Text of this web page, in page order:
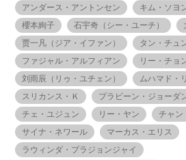
アンダース・アントンセン
キム・ソヨ
櫻本絢子
石宇奇（シー・ユーチ）
贾一凡（ジア・イファン）
タン・チュ
ファジャル・アルフィアン
リー・チョ
刘雨辰（リゥ・ユチェン）
ムハマド・
スリカンス・Ｋ
プラビーン・ジョーダ
チェ・ユジュン
リー・ヤン チャン
サイナ・ネワール
マーカス・エリス
ラウィンダ・プラジョンジャイ